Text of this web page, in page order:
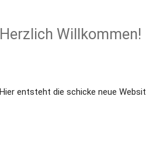
Herzlich Willkommen!
Hier entsteht die schicke neue